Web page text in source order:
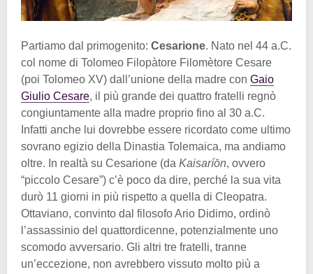
Partiamo dal primogenito: Cesarione. Nato nel 44 a.C.
col nome di Tolomeo Filopàtore Filomètore Cesare
(poi Tolomeo XV) dall’unione della madre con Gaio
Giulio Cesare, il più grande dei quattro fratelli regnò
congiuntamente alla madre proprio fino al 30 a.C.
Infatti anche lui dovrebbe essere ricordato come ultimo
sovrano egizio della Dinastia Tolemaica, ma andiamo
oltre. In realtà su Cesarione (da Kaisaríōn, ovvero
“piccolo Cesare”) c’è poco da dire, perché la sua vita
durò 11 giorni in più rispetto a quella di Cleopatra.
Ottaviano, convinto dal filosofo Ario Didimo, ordinò
l’assassinio del quattordicenne, potenzialmente uno
scomodo avversario. Gli altri tre fratelli, tranne
un’eccezione, non avrebbero vissuto molto più a